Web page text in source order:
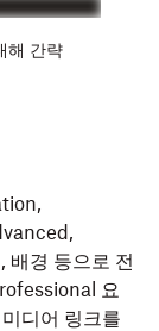
해 간략
배경 등으로 전
요
디어 링크를